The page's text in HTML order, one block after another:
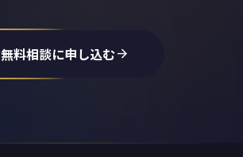
無料相談に申し込むarrow_forward